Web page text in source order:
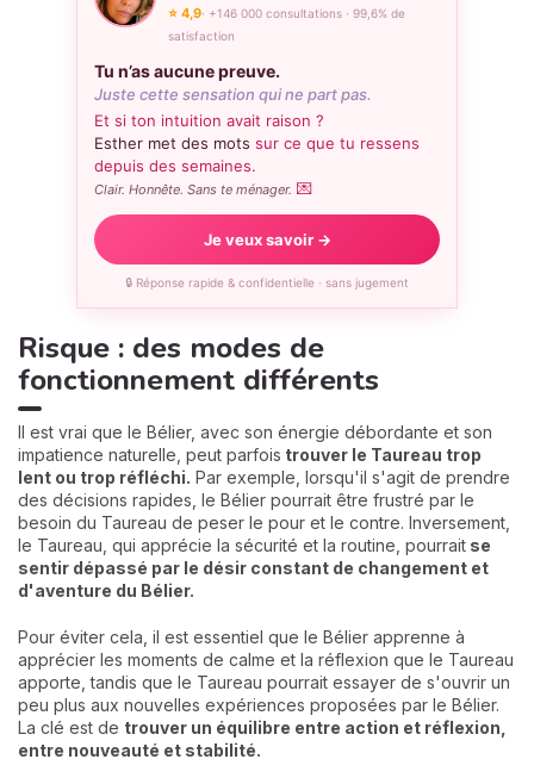
⭐ 4,9· +146 000 consultations · 99,6% de
satisfaction
Tu n’as aucune preuve.
Juste cette sensation qui ne part pas.
Et si ton intuition avait raison ?
Esther met des mots sur ce que tu ressens
depuis des semaines.
Clair. Honnête. Sans te ménager. 💌
Je veux savoir →
🔒 Réponse rapide & confidentielle · sans jugement
Risque : des modes de
fonctionnement différents
Il est vrai que le Bélier, avec son énergie débordante et son
impatience naturelle, peut parfois trouver le Taureau trop
lent ou trop réfléchi. Par exemple, lorsqu'il s'agit de prendre
des décisions rapides, le Bélier pourrait être frustré par le
besoin du Taureau de peser le pour et le contre. Inversement,
le Taureau, qui apprécie la sécurité et la routine, pourrait se
sentir dépassé par le désir constant de changement et
d'aventure du Bélier.
Pour éviter cela, il est essentiel que le Bélier apprenne à
apprécier les moments de calme et la réflexion que le Taureau
apporte, tandis que le Taureau pourrait essayer de s'ouvrir un
peu plus aux nouvelles expériences proposées par le Bélier.
La clé est de trouver un équilibre entre action et réflexion,
entre nouveauté et stabilité.